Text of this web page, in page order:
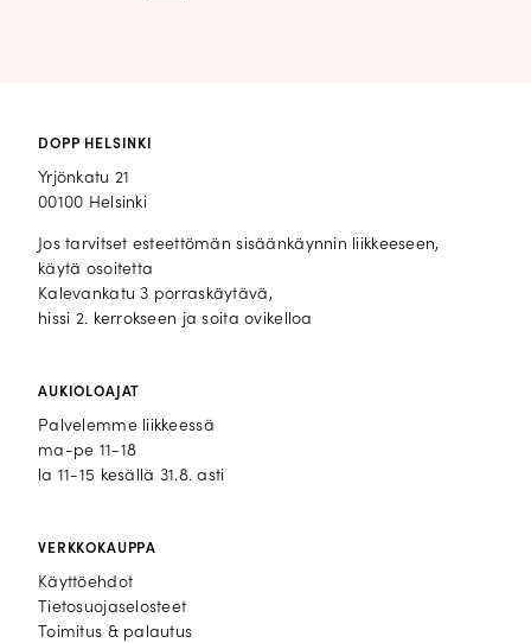
DOPP HELSINKI
Yrjönkatu 21
00100 Helsinki
Jos tarvitset esteettömän sisäänkäynnin liikkeeseen,
käytä osoitetta
Kalevankatu 3 porraskäytävä,
hissi 2. kerrokseen ja soita ovikelloa
AUKIOLOAJAT
Palvelemme liikkeessä
ma-pe 11-18
la 11-15 kesällä 31.8. asti
VERKKOKAUPPA
Käyttöehdot
Tietosuojaselosteet
Toimitus & palautus